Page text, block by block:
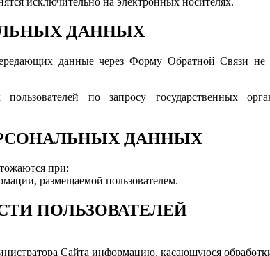
ДАННЫХ
данные через Форму Обратной Связи
по запросу государственных
ДАННЫХ
при:
размещаемой пользователем.
ПОЛЬЗОВАТЕЛЕЙ
Сайта информацию, касающуюся